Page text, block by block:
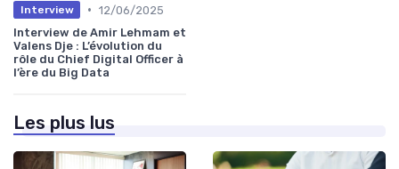
Interview • 12/06/2025
Interview de Amir Lehmam et
Valens Dje : L’évolution du
rôle du Chief Digital Officer à
l’ère du Big Data
Les plus lus